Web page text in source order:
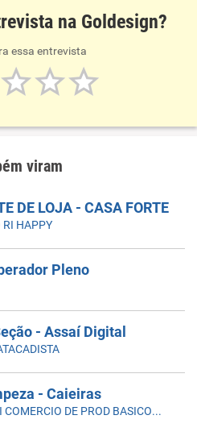
na Goldesign?
essa entrevista
viram
DE LOJA - CASA FORTE
RI HAPPY
Pleno
- Assaí Digital
- Caieiras
COBASI COMERCIO DE PROD BASICOS E INDUSTRIALIZADOS LTDA